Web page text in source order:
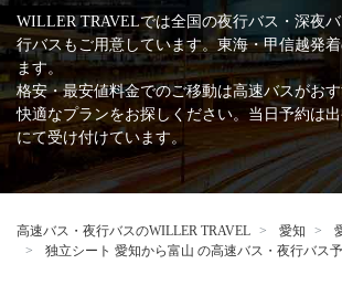
WILLER TRAVELでは全国の夜行バス・深夜
行バスもご用意しています。東海・甲信越発
ます。
格安・最安値料金でのご移動は高速バスがお
快適なプランをお探しください。当日予約は
にて受け付けています。
高速バス・夜行バスのWILLER TRAVEL 愛知
独立シート 愛知から富山 の高速バス・夜行バス